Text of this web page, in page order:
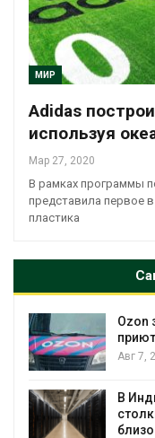
МИР
Adidas
используя
Мар 27, 2020
В рамках программы
представила первое
пластика
Ozon
Авг 7,
В